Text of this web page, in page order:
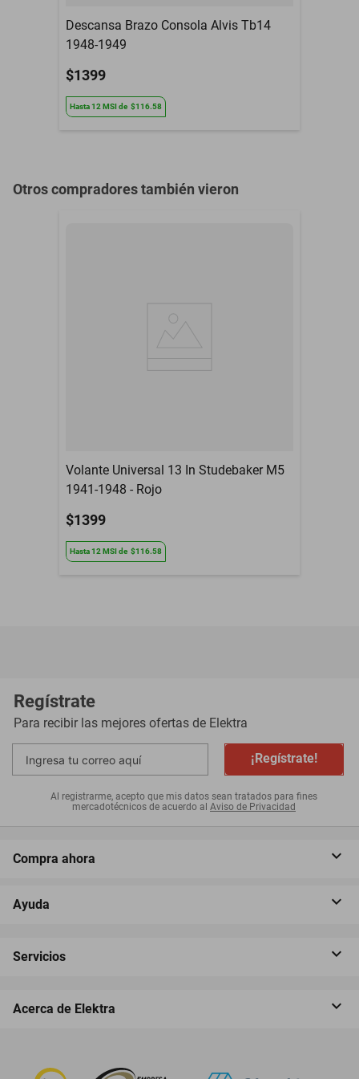
Descansa Brazo Consola Alvis Tb14
1948-1949
$1399
Hasta12 MSIde $116.58
Otros compradores también vieron
Volante Universal 13 In Studebaker M5
1941-1948 - Rojo
$1399
Hasta12 MSIde $116.58
Regístrate
Para recibir las mejores ofertas de Elektra
¡Regístrate!
Al registrarme, acepto que mis datos sean tratados para fines
mercadotécnicos de acuerdo al Aviso de Privacidad
Compra ahora
Ayuda
Servicios
Acerca de Elektra